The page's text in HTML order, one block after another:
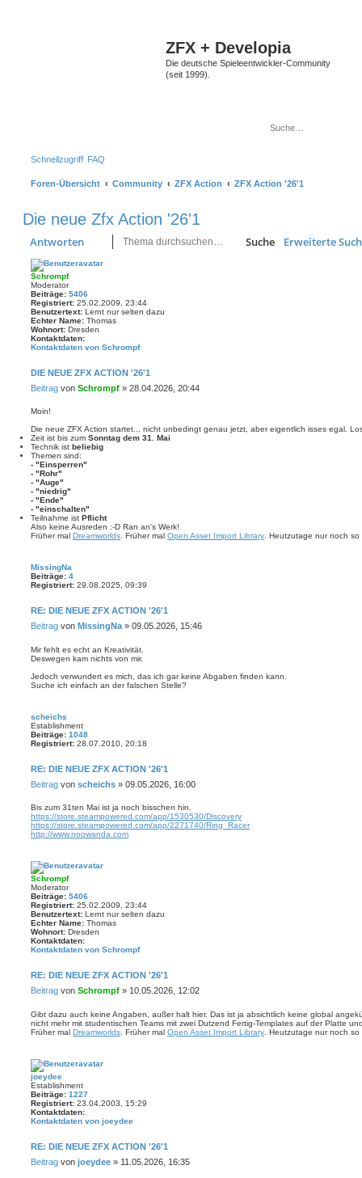
ZFX + Developia
Die deutsche Spieleentwickler-Community
(seit 1999).
Schnellzugriff FAQ
Foren-Übersicht Community ZFX Action ZFX Action '26'1
Die neue Zfx Action '26'1
Antworten Suche Erweiterte
Schrompf
Moderator
Beiträge: 5406
Registriert: 25.02.2009, 23:44
Benutzertext: Lernt nur selten dazu
Echter Name: Thomas
Wohnort: Dresden
Kontaktdaten:
Kontaktdaten von Schrompf
DIE NEUE ZFX ACTION '26'1
Beitrag von Schrompf » 28.04.2026, 20:44
Moin!
Die neue ZFX Action startet... nicht unbedingt genau jetzt, aber eigentlich isses egal.
Zeit ist bis zum Sonntag dem 31. Mai
Technik ist beliebig
Themen sind:
- "Einsperren"
- "Rohr"
- "Auge"
- "niedrig"
- "Ende"
- "einschalten"
Teilnahme ist Pflicht
Also keine Ausreden :-D Ran an's Werk!
Früher mal Dreamworlds . Früher mal Open Asset Import Library . Heutzutage nur noch
MissingNa
Beiträge: 4
Registriert: 29.08.2025, 09:39
RE: DIE NEUE ZFX ACTION '26'1
Beitrag von MissingNa » 09.05.2026, 15:46
Mir fehlt es echt an Kreativität.
Deswegen kam nichts von mir.
Jedoch verwundert es mich, das ich gar keine Abgaben finden kann.
Suche ich einfach an der falschen Stelle?
scheichs
Establishment
Beiträge: 1048
Registriert: 28.07.2010, 20:18
RE: DIE NEUE ZFX ACTION '26'1
Beitrag von scheichs » 09.05.2026, 16:00
Bis zum 31ten Mai ist ja noch bisschen hin.
https://store.steampowered.com/app/1530530/Discovery
https://store.steampowered.com/app/2271740/Ring_Racer
http://www.noowanda.com
Schrompf
Moderator
Beiträge: 5406
Registriert: 25.02.2009, 23:44
Benutzertext: Lernt nur selten dazu
Echter Name: Thomas
Wohnort: Dresden
Kontaktdaten:
Kontaktdaten von Schrompf
RE: DIE NEUE ZFX ACTION '26'1
Beitrag von Schrompf » 10.05.2026, 12:02
Gibt dazu auch keine Angaben, außer halt hier. Das ist ja absichtlich keine global
nicht mehr mit studentischen Teams mit zwei Dutzend Fertig-Templates auf der Platte
Früher mal Dreamworlds . Früher mal Open Asset Import Library . Heutzutage nur noch
joeydee
Establishment
Beiträge: 1227
Registriert: 23.04.2003, 15:29
Kontaktdaten:
Kontaktdaten von joeydee
RE: DIE NEUE ZFX ACTION '26'1
Beitrag von joeydee » 11.05.2026, 16:35